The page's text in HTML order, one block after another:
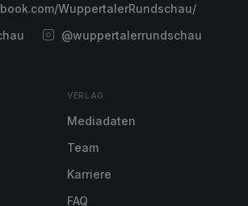
WuppertalerRundschau/
@wuppertalerrundschau
VERLAG
Mediadaten
Team
Karriere
FAQ